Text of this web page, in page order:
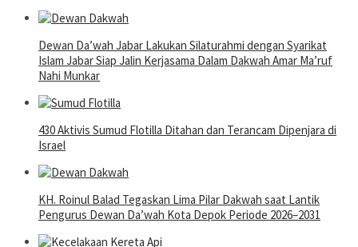
Dewan Da’wah Jabar Lakukan Silaturahmi dengan Syarikat
Islam Jabar Siap Jalin Kerjasama Dalam Dakwah Amar Ma’ruf
Nahi Munkar
430 Aktivis Sumud Flotilla Ditahan dan Terancam Dipenjara di
Israel
KH. Roinul Balad Tegaskan Lima Pilar Dakwah saat Lantik
Pengurus Dewan Da’wah Kota Depok Periode 2026–2031